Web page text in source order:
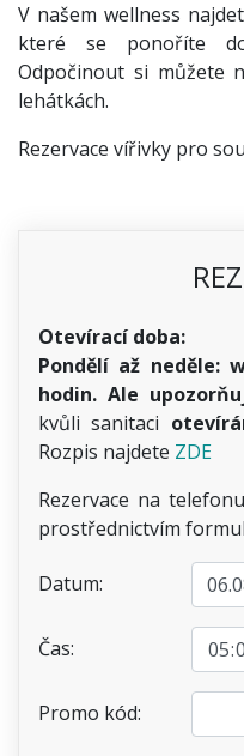
V našem wellness
které se ponoříte
Odpočinout si můžete
lehátkách.
Rezervace vířivky pro
Otevírací doba:
Pondělí až neděle:
hodin. Ale
kvůli sanitaci
Rozpis najdete ZDE
Rezervace na
prostřednictvím
Datum:
Čas:
Promo kód: